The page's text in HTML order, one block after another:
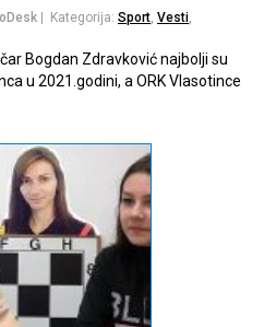
| Kategorija: Sport Vesti
Bogdan Zdravković najbolji su
u 2021.godini, a ORK Vlasotince